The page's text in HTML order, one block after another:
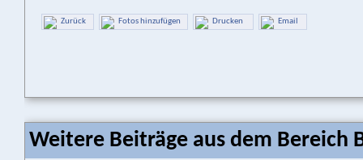
Zurück Fotos hinzufügen Drucken Email
Weitere Beiträge aus dem Bereich